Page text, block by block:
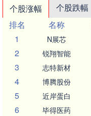
个股涨幅 个股跌幅
排名
名称
1
N展芯
2 锐翔智能
3 志特新材
4 博腾股份
5 近岸蛋白
6 毕得医药